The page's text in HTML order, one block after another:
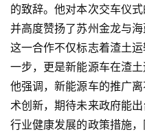
经
教
育
专
题
的致辞。他对本次交车仪
并高度赞扬了苏州金龙与
这一合作不仅标志着渣土
一步，更是新能源车在渣
他强调，新能源车的推广
术创新，期待未来政府能
行业健康发展的政策措施